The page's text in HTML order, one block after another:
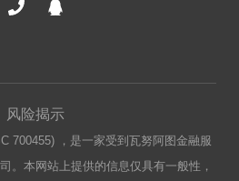
风险揭示
700455) ，是一家受到瓦努阿图金融服
。本网站上提供的信息仅具有一般性，